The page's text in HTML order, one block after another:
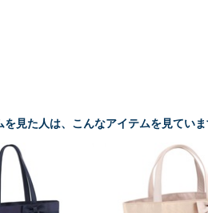
を見た人は、こんなアイテムを見てい